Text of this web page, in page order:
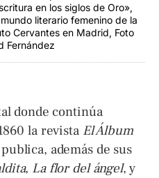
en los siglos de Oro»,
literario femenino de la
Cervantes en Madrid, Foto
Fernández
donde continúa
la revista El Álbum
además de sus
, La flor del ángel, y